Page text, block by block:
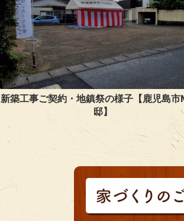
新築工事ご契約・地鎮祭の様子【鹿児島
邸】